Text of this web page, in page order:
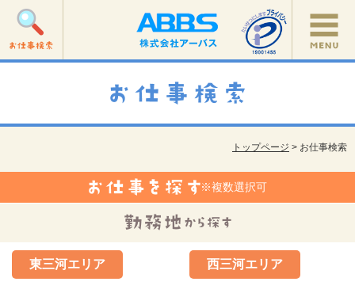
トップページ > お仕事検索
※複数選択可
東三河エリア 西三河エリア